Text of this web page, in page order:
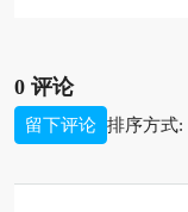
0 评论
排序方式:
留下评论